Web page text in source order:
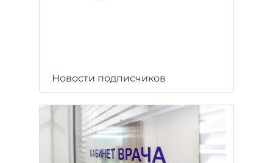
Новости подписчиков